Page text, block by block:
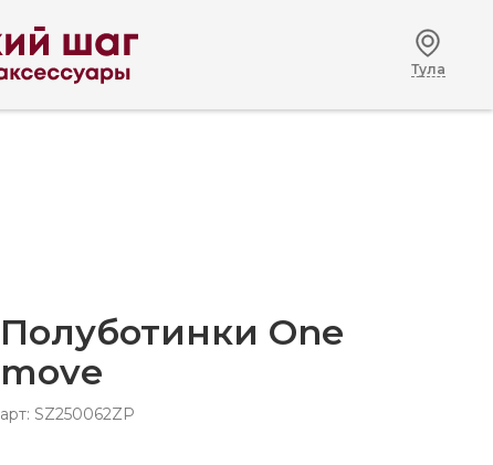
Тула
Полуботинки One
move
арт: SZ250062ZP